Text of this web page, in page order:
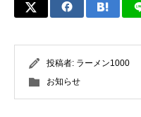
投稿者: ラーメン1000
お知らせ